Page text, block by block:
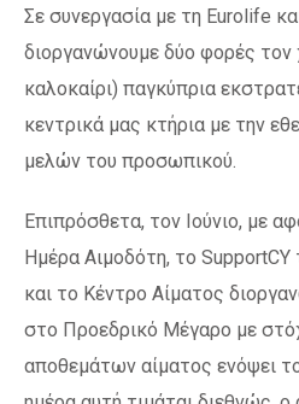
Σε συνεργασία με τη Eurolife
διοργανώνουμε δύο φορές τον
καλοκαίρι) παγκύπρια
κεντρικά μας κτήρια με την
μελών του προσωπικού.
Επιπρόσθετα, τον Ιούνιο, με
Ημέρα Αιμοδότη, το
και το Κέντρο Αίματος
στο Προεδρικό Μέγαρο με
αποθεμάτων αίματος ενόψει